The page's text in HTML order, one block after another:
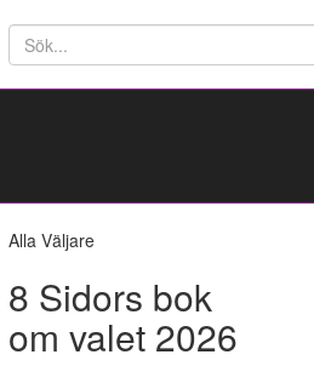
Söktext
Alla Väljare
8 Sidors bok
om valet 2026